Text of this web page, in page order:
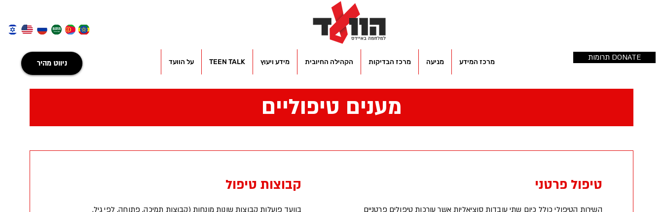
ניווט מהיר מרכז המידע מניעה מרכז הבדיקות הקהילה החיובית מידע ויעוץ TEEN TALK על הוועד תרומות DONATE
מענים טיפוליים
קבוצות טיפול
בוועד פועלות קבוצות שונות מונחות (קבוצות תמיכה, פתוחה, לפי גיל,
טיפול פרטני
השירות הטיפולי כולל כיום שתי עובדות סוציאליות אשר עורכות טיפולים פרטניים